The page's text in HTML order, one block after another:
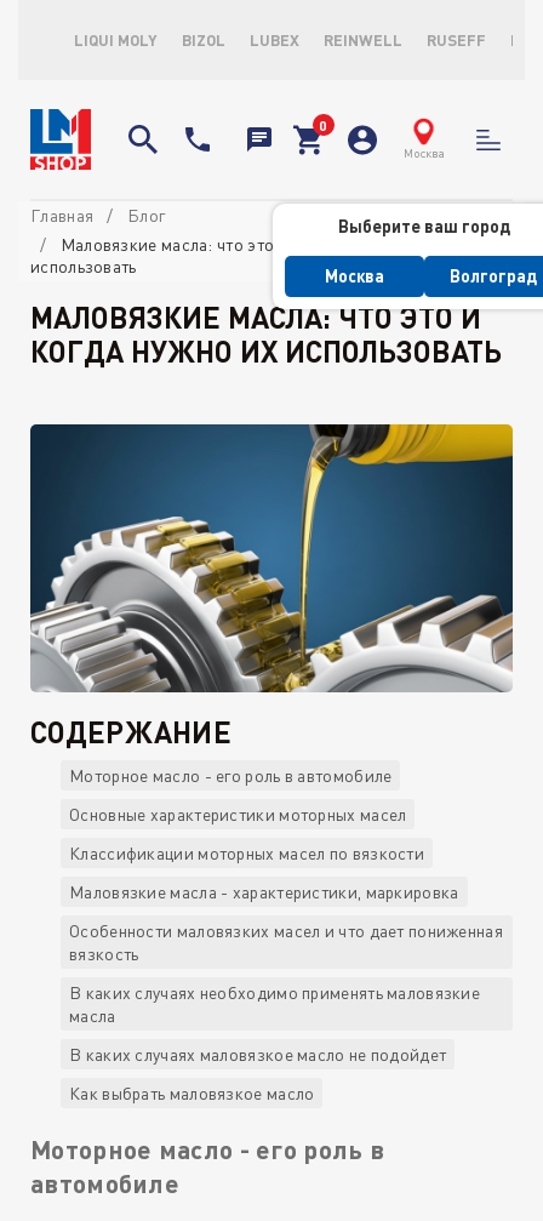
LIQUI MOLY BIZOL LUBEX REINWELL RUSEFF
Москва
Выберите ваш город
Москва Волгоград
Главная
Блог
Маловязкие масла: что это и когда нужно их
использовать
МАЛОВЯЗКИЕ МАСЛА: ЧТО ЭТО И
КОГДА НУЖНО ИХ ИСПОЛЬЗОВАТЬ
СОДЕРЖАНИЕ
Моторное масло - его роль в автомобиле
Основные характеристики моторных масел
Классификации моторных масел по вязкости
Маловязкие масла - характеристики, маркировка
Особенности маловязких масел и что дает пониженная
вязкость
В каких случаях необходимо применять маловязкие
масла
В каких случаях маловязкое масло не подойдет
Как выбрать маловязкое масло
Моторное масло - его роль в
автомобиле